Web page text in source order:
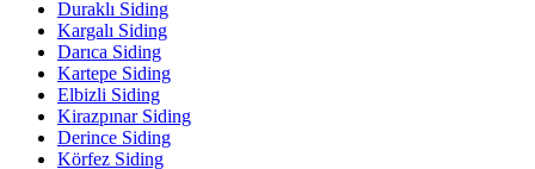
Duraklı Siding
Kargalı Siding
Darıca Siding
Kartepe Siding
Elbizli Siding
Kirazpınar Siding
Derince Siding
Körfez Siding